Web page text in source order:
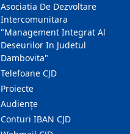
Asociatia De Dezvoltare
Intercomunitara
"Management Integrat Al
Deseurilor In Judetul
Dambovita"
Telefoane CJD
Proiecte
Audienţe
Conturi IBAN CJD